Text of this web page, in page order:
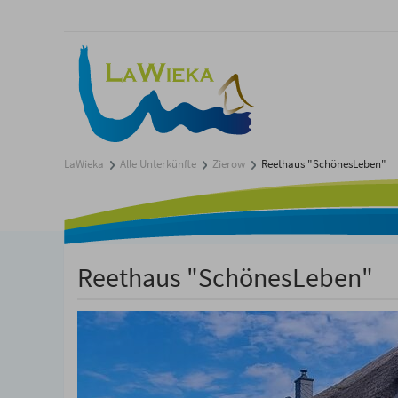
LaWieka Alle Unterkünfte Zierow Reethaus "SchönesLeben"
Reethaus "SchönesLeben"